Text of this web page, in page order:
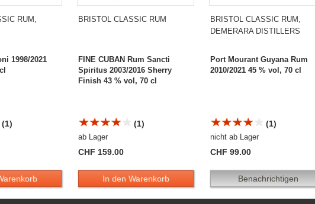
RUM,
1998/2021
(1)
BRISTOL CLASSIC RUM
FINE CUBAN Rum Sancti
Spiritus 2003/2016 Sherry
Finish 43 % vol, 70 cl
(1)
ab Lager
CHF 159.00
In den Warenkorb
BRISTOL CLASSIC RUM,
DEMERARA DISTILLERS
Port Mourant Guyana Rum
2010/2021 45 % vol, 70 cl
(1)
nicht ab Lager
CHF 99.00
Benachrichtigen